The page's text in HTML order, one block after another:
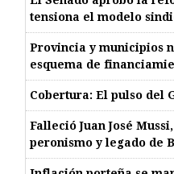
tensiona el modelo
Provincia y municipios
esquema de
Cobertura: El pulso del
Falleció Juan José
peronismo y legado de